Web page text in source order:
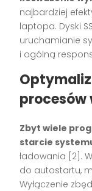
najbardziej
laptopa. Dyski
uruchamianie
i ogólną
procesów
Zbyt wiele
starcie
ładowania [2].
do autostartu,
Wyłączenie